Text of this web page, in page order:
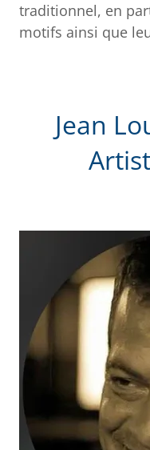
traditionnel, en
motifs ainsi que
Jean